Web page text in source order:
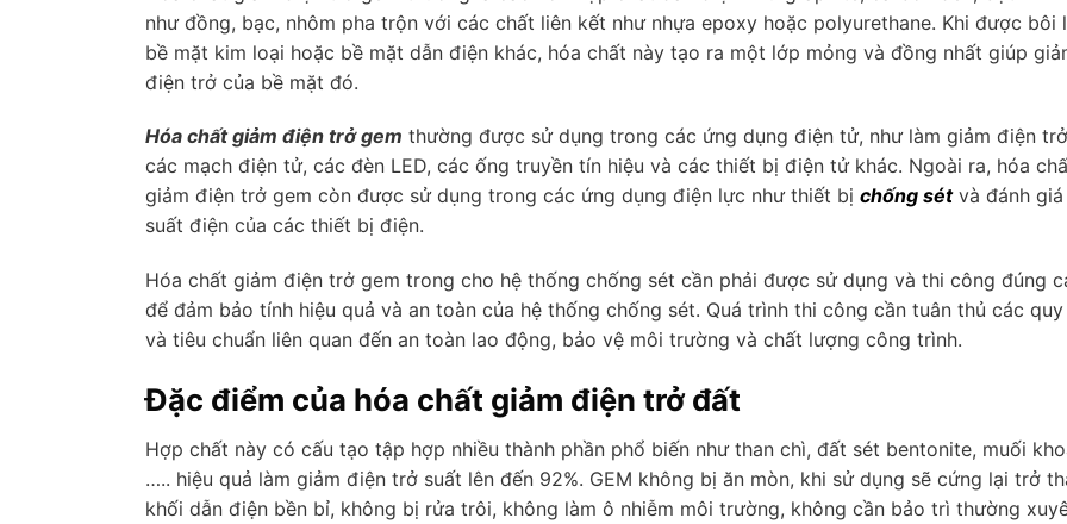
như đồng, bạc, nhôm pha trộn với các chất liên kết như nhựa epoxy hoặc polyurethane. Khi được bôi
bề mặt kim loại hoặc bề mặt dẫn điện khác, hóa chất này tạo ra một lớp mỏng và đồng nhất giúp
điện trở của bề mặt đó.
Hóa chất giảm điện trở gem thường được sử dụng trong các ứng dụng điện tử, như làm giảm điện
các mạch điện tử, các đèn LED, các ống truyền tín hiệu và các thiết bị điện tử khác. Ngoài ra, hóa
giảm điện trở gem còn được sử dụng trong các ứng dụng điện lực như thiết bị chống sétvà đánh giá
suất điện của các thiết bị điện.
Hóa chất giảm điện trở gem trong cho hệ thống chống sét cần phải được sử dụng và thi công đúng
để đảm bảo tính hiệu quả và an toàn của hệ thống chống sét. Quá trình thi công cần tuân thủ các
và tiêu chuẩn liên quan đến an toàn lao động, bảo vệ môi trường và chất lượng công trình.
Đặc điểm của hóa chất giảm điện trở đất
Hợp chất này có cấu tạo tập hợp nhiều thành phần phổ biến như than chì, đất sét bentonite, muối
….. hiệu quả làm giảm điện trở suất lên đến 92%. GEM không bị ăn mòn, khi sử dụng sẽ cứng lại trở
khối dẫn điện bền bỉ, không bị rửa trôi, không làm ô nhiễm môi trường, không cần bảo trì thường